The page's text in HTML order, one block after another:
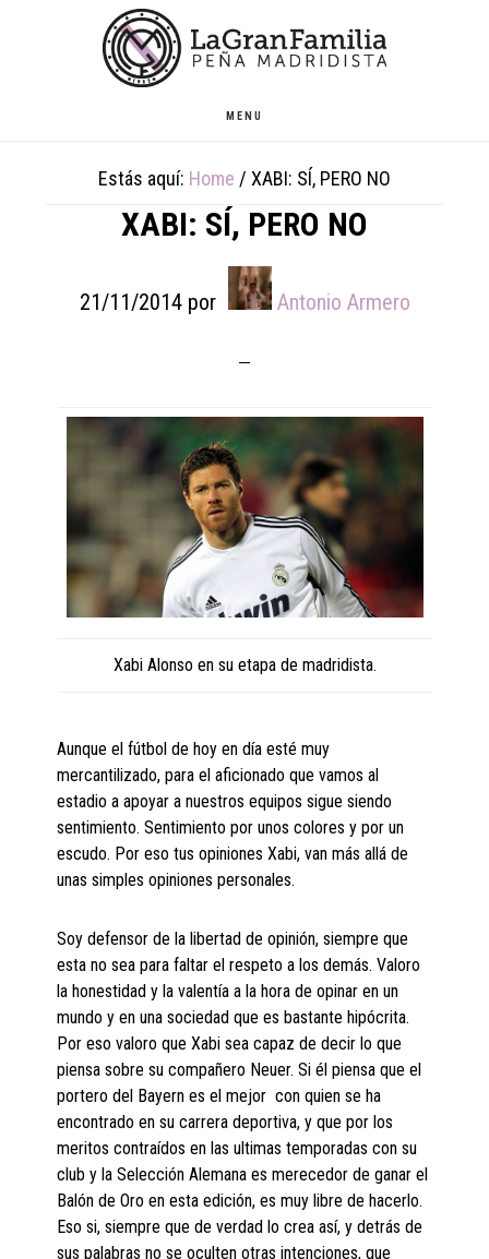
MENU
Estás aquí: Home / XABI: SÍ, PERO NO
XABI: SÍ, PERO NO
21/11/2014por Antonio Armero
Xabi Alonso en su etapa de madridista.
Aunque el fútbol de hoy en día esté muy
mercantilizado, para el aficionado que vamos al
estadio a apoyar a nuestros equipos sigue siendo
sentimiento. Sentimiento por unos colores y por un
escudo. Por eso tus opiniones Xabi, van más allá de
unas simples opiniones personales.
Soy defensor de la libertad de opinión, siempre que
esta no sea para faltar el respeto a los demás. Valoro
la honestidad y la valentía a la hora de opinar en un
mundo y en una sociedad que es bastante hipócrita.
Por eso valoro que Xabi sea capaz de decir lo que
piensa sobre su compañero Neuer. Si él piensa que el
portero del Bayern es el mejor con quien se ha
encontrado en su carrera deportiva, y que por los
meritos contraídos en las ultimas temporadas con su
club y la Selección Alemana es merecedor de ganar el
Balón de Oro en esta edición, es muy libre de hacerlo.
Eso si, siempre que de verdad lo crea así, y detrás de
sus palabras no se oculten otras intenciones, que